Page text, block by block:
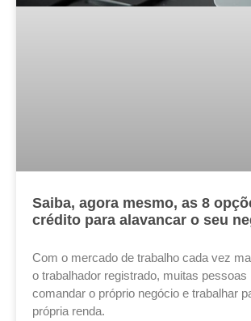
Saiba, agora mesmo, as 8
crédito para alavancar o seu
Com o mercado de trabalho cada vez
o trabalhador registrado, muitas pessoas
comandar o próprio negócio e trabalhar
própria renda.